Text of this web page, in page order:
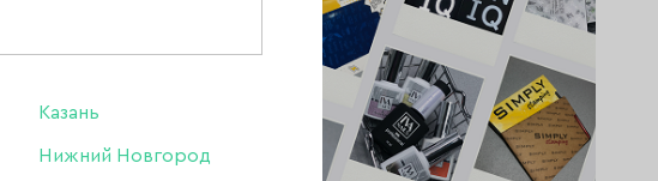
Казань
Нижний Новгород